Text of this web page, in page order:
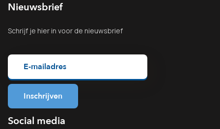
Nieuwsbrief
Schrijf je hierin voor de nieuwsbrief
Social media